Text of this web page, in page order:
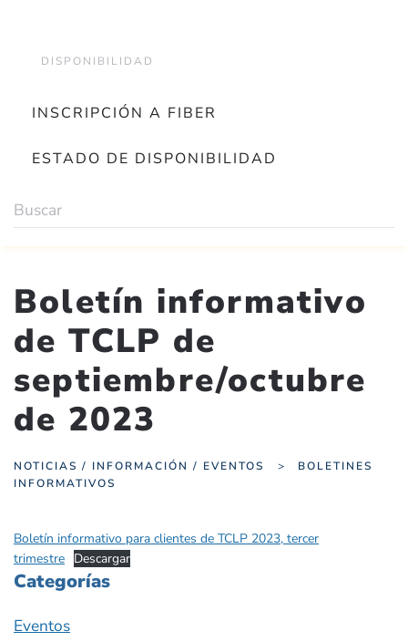
DISPONIBILIDAD
INSCRIPCIÓN A FIBER
ESTADO DE DISPONIBILIDAD
Boletín informativo
de TCLP de
septiembre/octubre
de 2023
NOTICIAS / INFORMACIÓN / EVENTOS
BOLETINES
INFORMATIVOS
Boletín informativo para clientes de TCLP 2023, tercer
trimestre Descargar
Categorías
Eventos